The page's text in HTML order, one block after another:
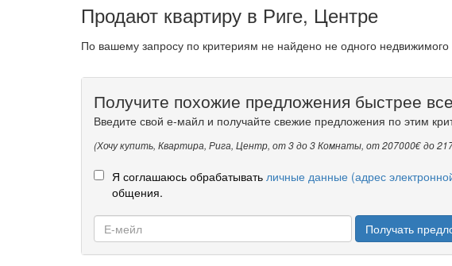
Продают квартиру в Риге, Центре
По вашему запросу по критериям не найдено не одного
Получите похожие предложения быстрее
Введите свой е-майл и получайте свежие предложения по этим
(Хочу купить, Квартира, Рига, Центр, от 3 до 3 Комнаты, от 207000€ до
Я соглашаюсь обрабатывать личные данные (адрес
общения.
Е-
мейл
Получать